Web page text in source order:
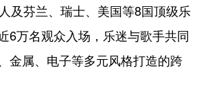
及芬兰、瑞士、美国等8国顶级乐
6万名观众入场，乐迷与歌手共同
金属、电子等多元风格打造的跨